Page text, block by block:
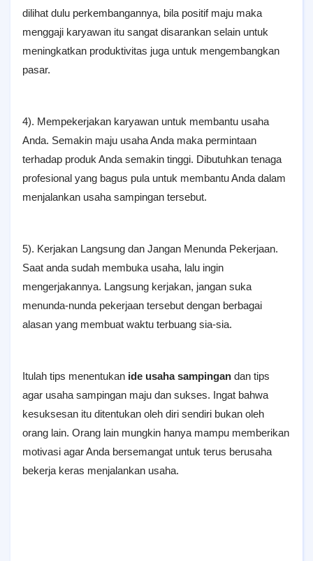
dilihat dulu perkembangannya, bila positif maju maka
menggaji karyawan itu sangat disarankan selain untuk
meningkatkan produktivitas juga untuk mengembangkan
pasar.
4). Mempekerjakan karyawan untuk membantu usaha
Anda. Semakin maju usaha Anda maka permintaan
terhadap produk Anda semakin tinggi. Dibutuhkan tenaga
profesional yang bagus pula untuk membantu Anda dalam
menjalankan usaha sampingan tersebut.
5). Kerjakan Langsung dan Jangan Menunda Pekerjaan.
Saat anda sudah membuka usaha, lalu ingin
mengerjakannya. Langsung kerjakan, jangan suka
menunda-nunda pekerjaan tersebut dengan berbagai
alasan yang membuat waktu terbuang sia-sia.
Itulah tips menentukan ide usaha sampingan dan tips
agar usaha sampingan maju dan sukses. Ingat bahwa
kesuksesan itu ditentukan oleh diri sendiri bukan oleh
orang lain. Orang lain mungkin hanya mampu memberikan
motivasi agar Anda bersemangat untuk terus berusaha
bekerja keras menjalankan usaha.